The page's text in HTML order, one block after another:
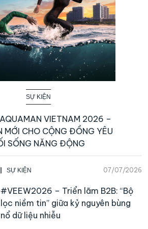
SỰ KIỆN
VIETNAM 2026 –
MỚI CHO CỘNG ĐỒNG YÊU
SỐNG NĂNG ĐỘNG
SỰ KIỆN 07/07/2026
#VEEW2026 – Triển lãm B2B: “Bộ
lọc niềm tin” giữa kỷ nguyên bùng
nổ dữ liệu nhiễu